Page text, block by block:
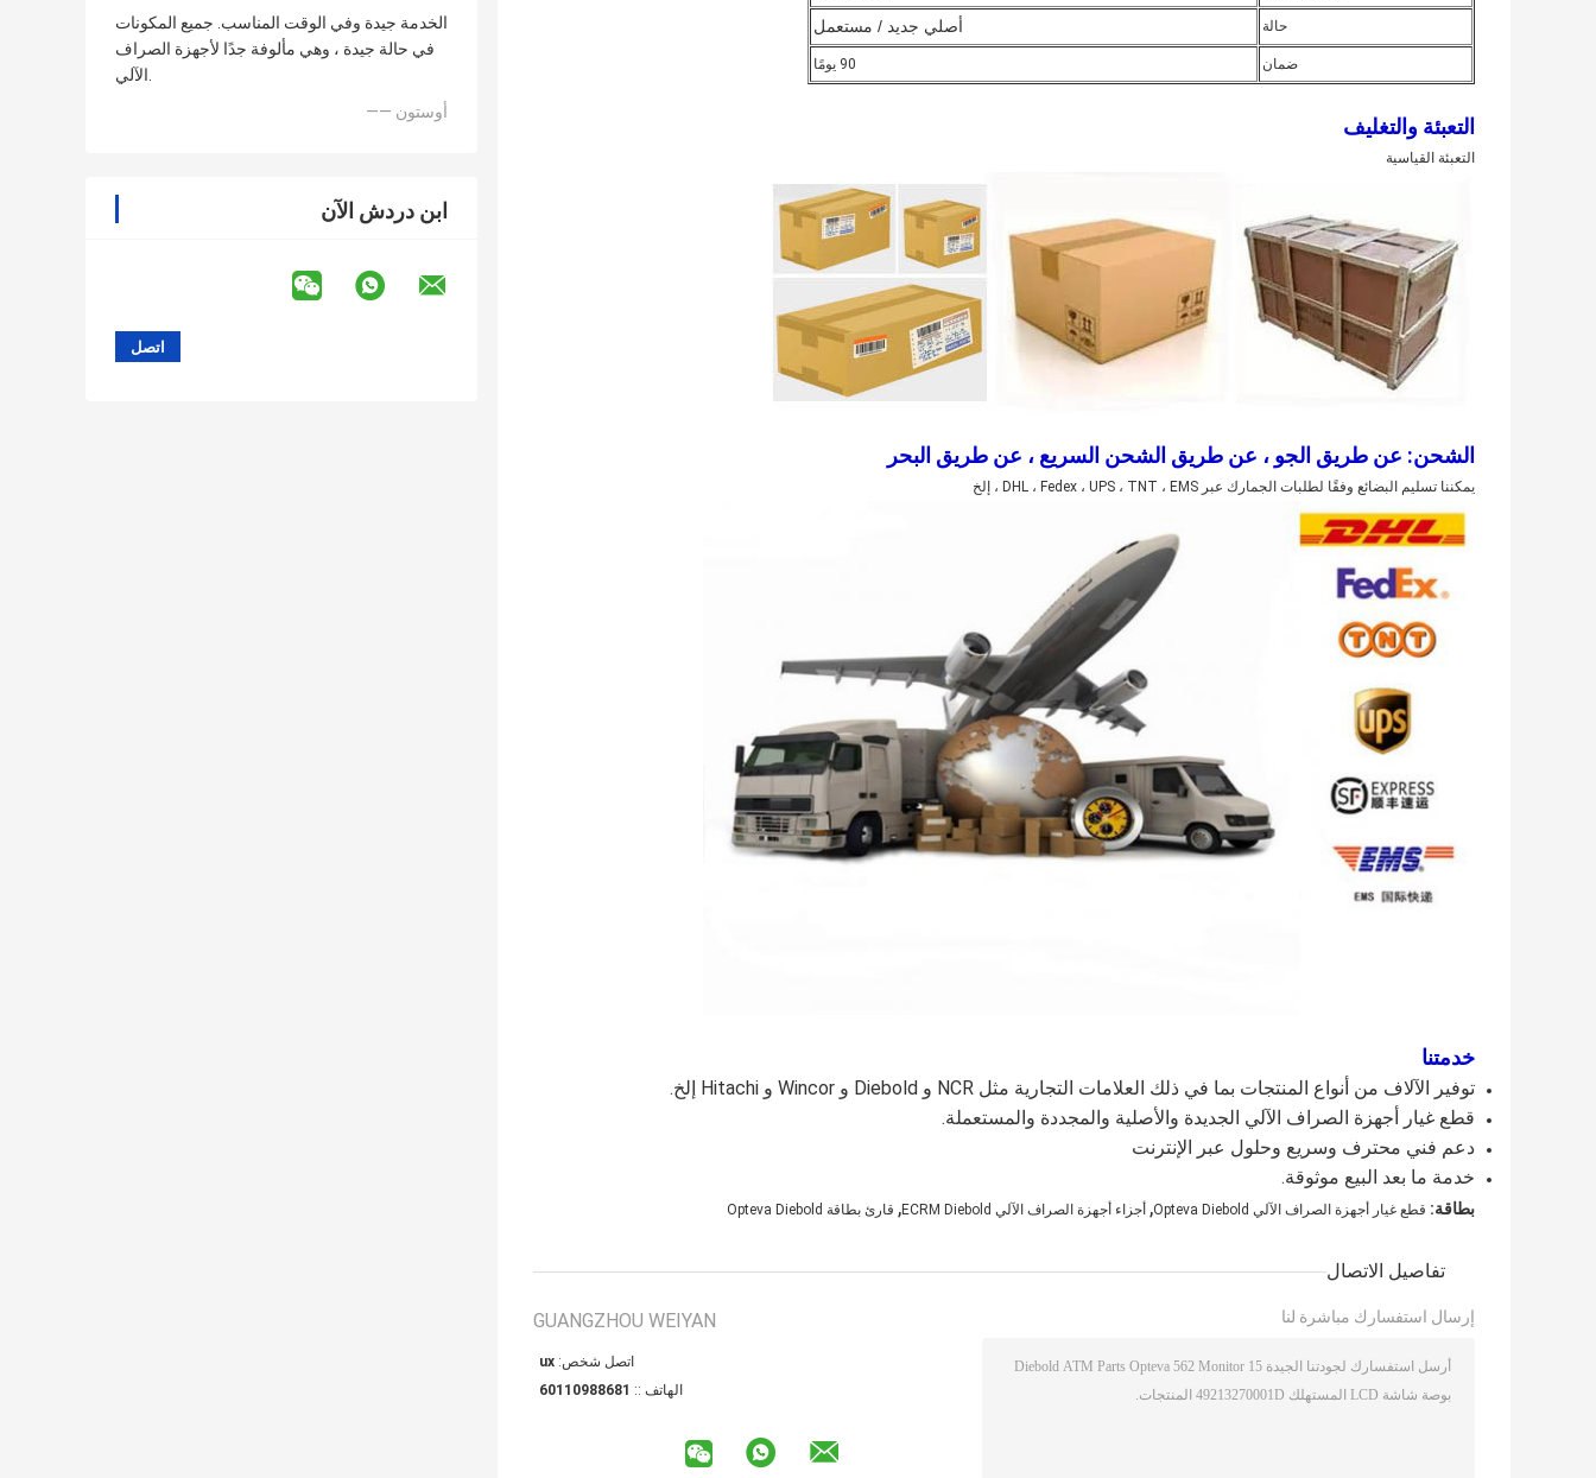
الخدمة جيدة وفي الوقت المناسب. جميع المكونات
في حالة جيدة ، وهي مألوفة جدًا لأجهزة الصراف
الآلي.
—— أوستون
ابن دردش الآن
حالة أصلي جديد / مستعمل
ضمان 90 يومًا
التعبئة والتغليف
التعبئة القياسية
الشحن: عن طريق الجو ، عن طريق الشحن السريع ، عن طريق البحر
يمكننا تسليم البضائع وفقًا لطلبات الجمارك عبر DHL ، Fedex ، UPS ، TNT ، EMS ، إلخ
خدمتنا
توفير الآلاف من أنواع المنتجات بما في ذلك العلامات التجارية مثل NCR و Diebold و Wincor و Hitachi إلخ.
قطع غيار أجهزة الصراف الآلي الجديدة والأصلية والمجددة والمستعملة.
دعم فني محترف وسريع وحلول عبر الإنترنت
خدمة ما بعد البيع موثوقة.
بطاقة: قطع غيار أجهزة الصراف الآلي Opteva Diebold , أجزاء أجهزة الصراف الآلي ECRM Diebold , قارئ بطاقة Opteva Diebold
تفاصيل الاتصال
GUANGZHOU WEIYAN
اتصل شخص: xu
الهاتف :: 18688901106
إرسال استفسارك مباشرة لنا